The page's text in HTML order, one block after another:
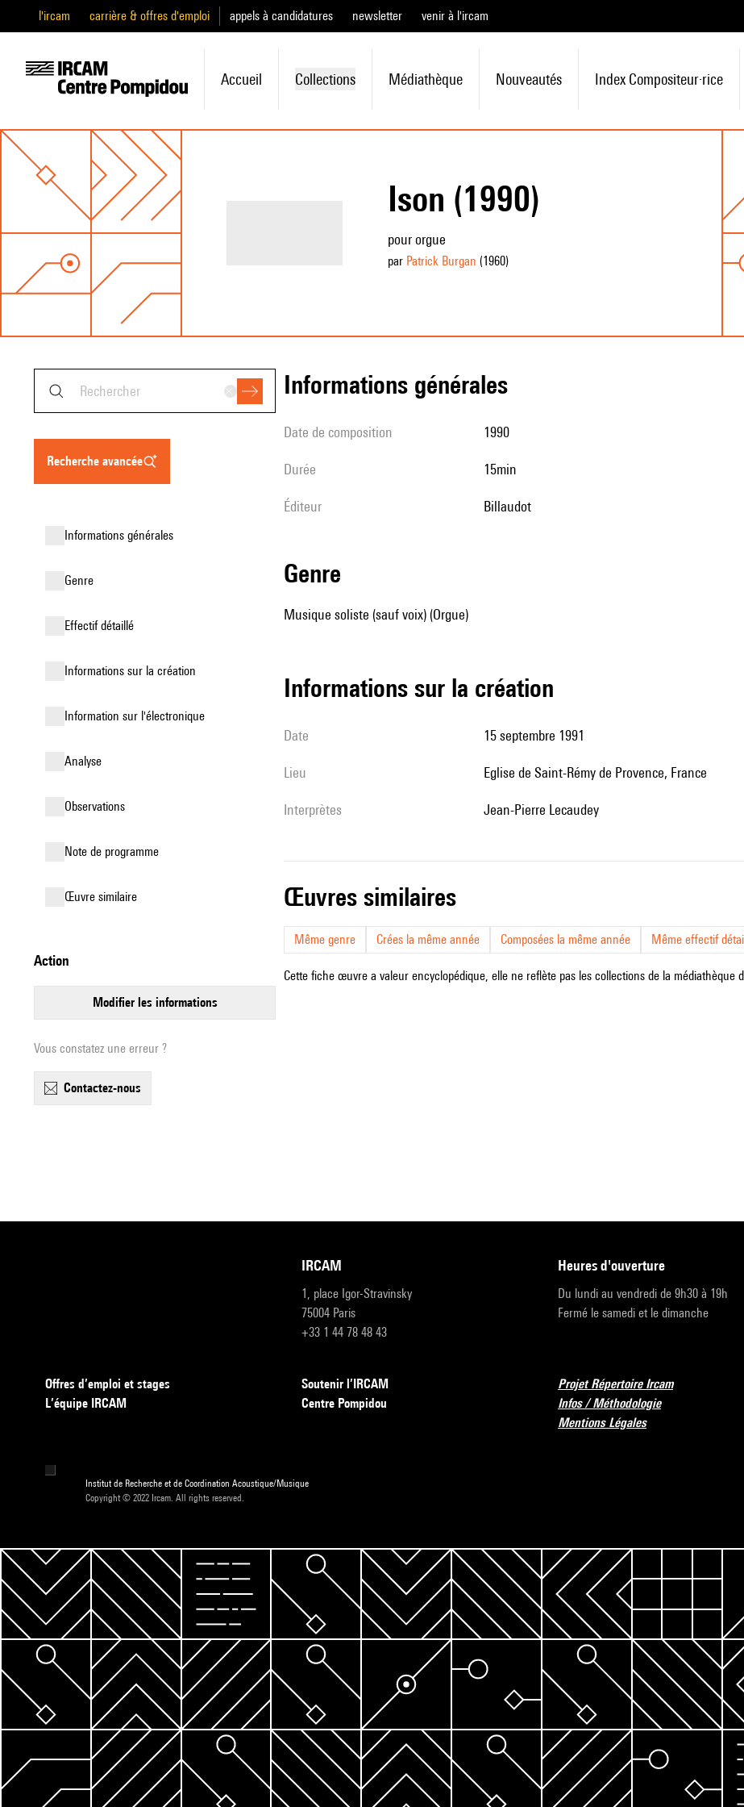
l'ircam carrière & offres d'emploi appels à candidatures newsletter venir à l'ircam
Accueil Collections Médiathèque Nouveautés Index Compositeur·rice
Ison (1990)
pour orgue
par Patrick Burgan (1960)
recherche avancée
informations générales
genre
effectif détaillé
informations sur la création
Information sur l'électronique
analyse
observations
Note de programme
œuvre similaire
action
modifier les informations
Vous constatez une erreur ?
contactez-nous
informations générales
date de composition 1990
durée 15min
éditeur Billaudot
genre
Musique soliste (sauf voix) (Orgue)
informations sur la création
date 15 septembre 1991
lieu Eglise de Saint-Rémy de Provence, France
interprètes Jean-Pierre Lecaudey
œuvres similaires
Même genre Crées la même année Composées la même année Même effectif
Cette fiche œuvre a valeur encyclopédique, elle ne reflète pas les collections de la
IRCAM
1, place Igor-Stravinsky
75004 Paris
+33 1 44 78 48 43
heures d'ouverture
Du lundi au vendredi de 9h30 à 19h
Fermé le samedi et le dimanche
Offres d’emploi et stages
L’équipe IRCAM
Soutenir l’IRCAM
Centre Pompidou
Projet Répertoire Ircam
Infos / Méthodologie
Mentions Légales
Institut de Recherche et de Coordination Acoustique/Musique
Copyright © 2022 Ircam. All rights reserved.